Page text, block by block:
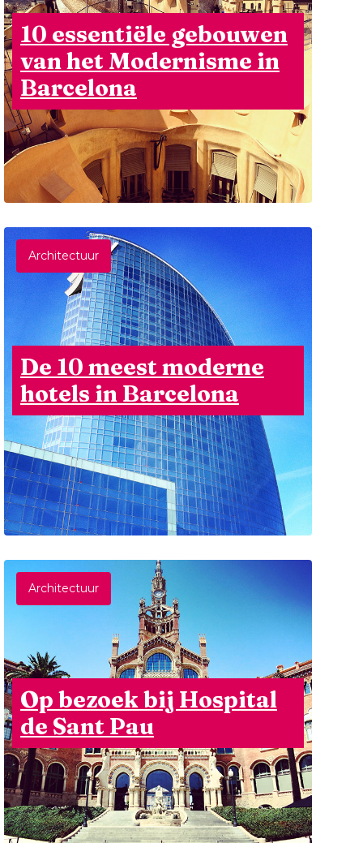
10 essentiële gebouwen
van het Modernisme in
Barcelona
Architectuur
De 10 meest moderne
hotels in Barcelona
Architectuur
Op bezoek bij Hospital
de Sant Pau